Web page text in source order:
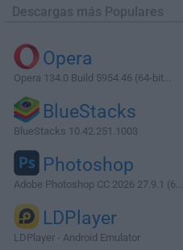
Descargas más Populares
Opera
Opera 134.0 Build 5954.46 (64-bit...
BlueStacks
BlueStacks 10.42.251.1003
Photoshop
Adobe Photoshop CC 2026 27.9.1 (6...
LDPlayer
LDPlayer - Android Emulator